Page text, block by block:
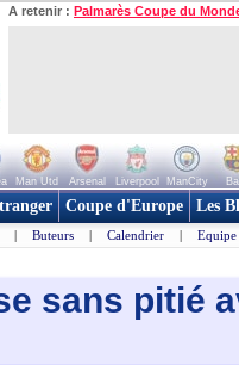
A retenir : Palmarès Coupe du
Man Utd Arsenal Liverpool ManCity
Coupe d'Europe Les
| Buteurs | Calendrier | Equipe
sans pitié